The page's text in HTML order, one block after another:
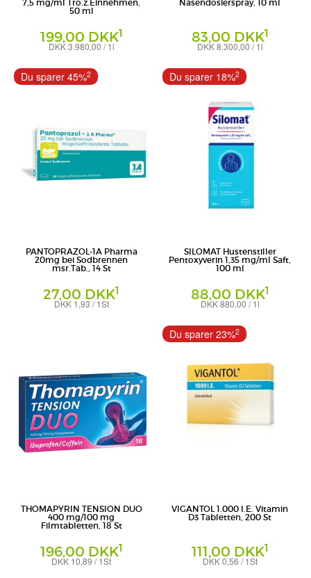
7,5 mg/ml Tro.z.Einnehmen,
50 ml
199,00 DKK1
DKK 3.980,00 / 1l
A. Nattermann & Cie GmbH
Nasendosierspray, 10 ml
83,00 DKK1
DKK 8.300,00 / 1l
Kenvue Germany GmbH (OTC)
PANTOPRAZOL-1A Pharma
20mg bei Sodbrennen
msr.Tab., 14 St
27,00 DKK1
DKK 1,93 / 1St
Du sparer 45%2
SILOMAT Hustenstiller
Pentoxyverin 1,35 mg/ml Saft,
100 ml
88,00 DKK1
DKK 880,00 / 1l
STADA Consumer Health Deutschland
GmbH
Du sparer 18%2
THOMAPYRIN TENSION DUO
400 mg/100 mg
Filmtabletten, 18 St
196,00 DKK1
DKK 10,89 / 1St
VIGANTOL 1.000 I.E. Vitamin
D3 Tabletten, 200 St
111,00 DKK1
DKK 0,56 / 1St
Du sparer 23%2